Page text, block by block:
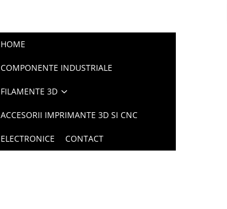
HOME
COMPONENTE INDUSTRIALE
FILAMENTE 3D
ACCESORII IMPRIMANTE 3D SI CNC
ELECTRONICE CONTACT